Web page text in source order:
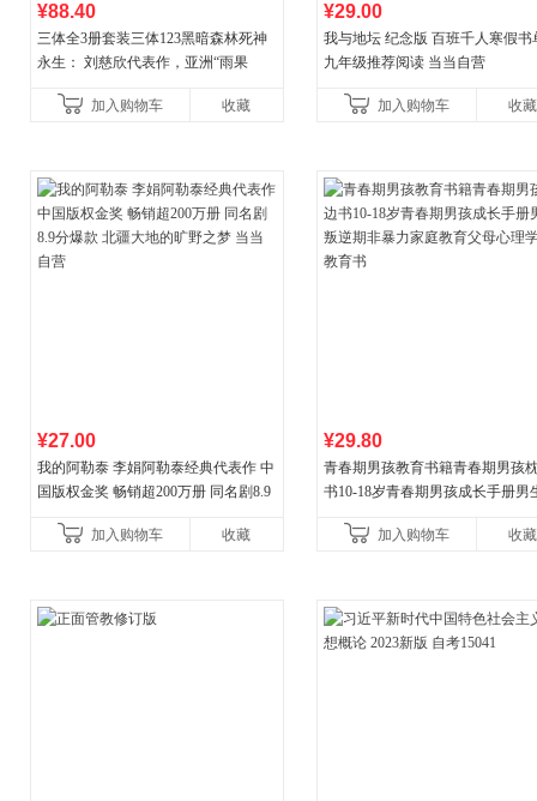
¥88.40
三体全3册套装三体123黑暗森林死神
永生： 刘慈欣代表作，亚洲“雨果
小说代表作加入购物车 收藏
¥29.00
我与地坛 纪念版 百班千人寒假书
九年级推荐阅读 当当自营
加入购物车 收藏
¥27.00
我的阿勒泰 李娟阿勒泰经典代表作 中
国版权金奖 畅销超200万册 同名剧8.9
加入购物车
收藏
¥29.80
青春期男孩教育书籍青春期男孩
书10-18岁青春期男孩成长手册男
育书
加入购物车 收藏